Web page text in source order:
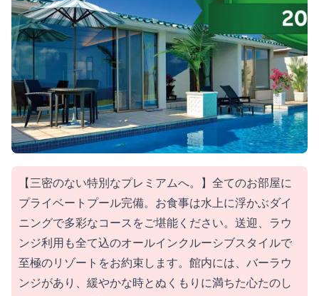
【三密のない特別なプレミアムへ。】全てのお部屋に
プライベートプール完備。お食事は水上に浮かぶダイ
ニングで多彩なコースをご堪能ください。送迎、ラウ
ンジ利用も全て込のオールインクルーシブスタイルで
至極のリゾートをお約束します。館内には、バーラウ
ンジがあり、緩やかな時とぬくもりに満ちた心たのし